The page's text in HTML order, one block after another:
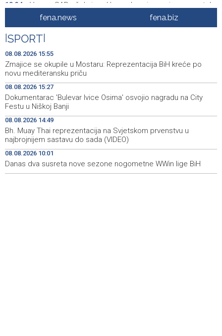
18:34
Vance: SAD očekuje od Irana da osigura siguran protok
nafte kroz Hormuški moreuz
18:21
Iranski šef sigurnosti: Hormuški moreuz će ostati
zatvoren dok SAD ne ispuni zahtjeve Teherana
18:09
Iran 'vrlo blizu' dogovora s Omanom o novoj Hormuškoj
brodskoj ruti
18:05
Koncertom Marije Šerifović večeras se zatvara
manifestacija 'Dani dijaspore Travnik 2026'
17:26
Kod mosta Brčko - Gunja pronađene kosti, vještaci
sudske medicine utvrđuju porijeklo
17:15
'Pekijada' u Varešu okupila 37 ekipa iz četiri države
regiona
fena.news fena.biz
SPORT
08.08.2026 15:55
Zmajice se okupile u Mostaru: Reprezentacija BiH kreće po
novu mediteransku priču
08.08.2026 15:27
Dokumentarac 'Bulevar Ivice Osima' osvojio nagradu na City
Festu u Niškoj Banji
08.08.2026 14:49
Bh. Muay Thai reprezentacija na Svjetskom prvenstvu u
najbrojnijem sastavu do sada (VIDEO)
08.08.2026 10:01
Danas dva susreta nove sezone nogometne WWin lige BiH